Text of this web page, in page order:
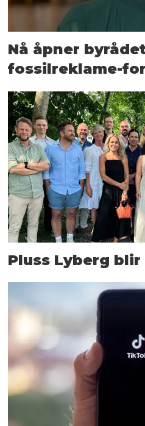
Nå åpner
fossilreklame-
Pluss Lyberg blir